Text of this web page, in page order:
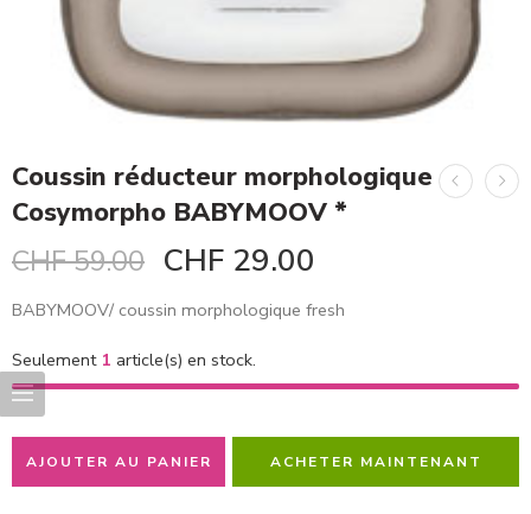
Coussin réducteur morphologique
Cosymorpho BABYMOOV *
CHF59.00 CHF 29.00
BABYMOOV/ coussin morphologique fresh
Seulement 1 article(s) en stock.
AJOUTER AU PANIER ACHETER MAINTENANT